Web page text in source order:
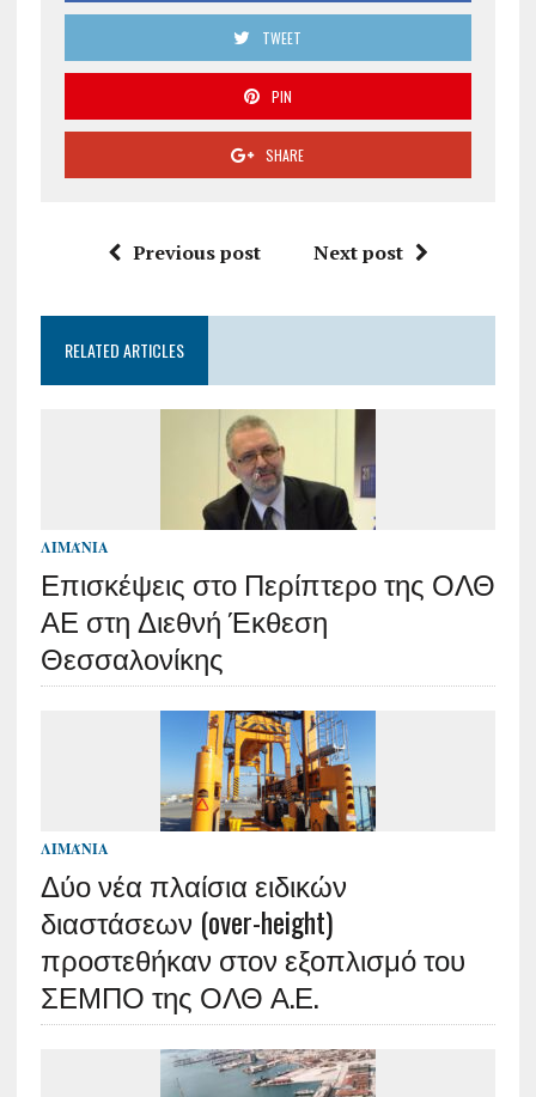
TWEET
PIN
SHARE
Previous post Next post
RELATED ARTICLES
ΛΙΜΆΝΙΑ
Επισκέψεις στο Περίπτερο της ΟΛΘ
ΑΕ στη Διεθνή Έκθεση
Θεσσαλονίκης
ΛΙΜΆΝΙΑ
Δύο νέα πλαίσια ειδικών
διαστάσεων (over-height)
προστεθήκαν στον εξοπλισμό του
ΣΕΜΠΟ της ΟΛΘ Α.Ε.